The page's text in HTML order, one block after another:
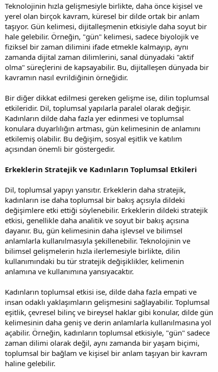
Teknolojinin hızla gelişmesiyle birlikte, daha önce kişisel ve
yerel olan birçok kavram, küresel bir dilde ortak bir anlam
taşıyor. Gün kelimesi, dijitalleşmenin etkisiyle daha soyut bir
hale gelebilir. Örneğin, "gün" kelimesi, sadece biyolojik ve
fiziksel bir zaman dilimini ifade etmekle kalmayıp, aynı
zamanda dijital zaman dilimlerini, sanal dünyadaki "aktif
olma" süreçlerini de kapsayabilir. Bu, dijitalleşen dünyada bir
kavramın nasıl evrildiğinin örneğidir.
Bir diğer dikkat edilmesi gereken gelişme ise, dilin toplumsal
etkileridir. Dil, toplumsal yapılarla paralel olarak değişir.
Kadınların dilde daha fazla yer edinmesi ve toplumsal
konulara duyarlılığın artması, gün kelimesinin de anlamını
etkilemiş olabilir. Bu değişim, sosyal eşitlik ve katılım
açısından önemli bir göstergedir.
Erkeklerin Stratejik ve Kadınların Toplumsal Etkileri
Dil, toplumsal yapıyı yansıtır. Erkeklerin daha stratejik,
kadınların ise daha toplumsal bir bakış açısıyla dildeki
değişimlere etki ettiği söylenebilir. Erkeklerin dildeki stratejik
etkisi, genellikle daha analitik ve soyut bir bakış açısına
dayanır. Bu, gün kelimesinin daha işlevsel ve bilimsel
anlamlarla kullanılmasıyla şekillenebilir. Teknolojinin ve
bilimsel gelişmelerin hızla ilerlemesiyle birlikte, dilin
kullanımındaki bu tür stratejik değişiklikler, kelimenin
anlamına ve kullanımına yansıyacaktır.
Kadınların toplumsal etkisi ise, dilde daha fazla empati ve
insan odaklı yaklaşımların gelişmesini sağlayabilir. Toplumsal
eşitlik, çevresel bilinç ve bireysel haklar gibi konular, dilde gün
kelimesinin daha geniş ve derin anlamlarla kullanılmasına yol
açabilir. Örneğin, kadınların toplumsal etkisiyle, "gün" sadece
zaman dilimi olarak değil, aynı zamanda bir yaşam biçimi,
toplumsal bir bağlam ve kişisel bir anlam taşıyan bir kavram
haline gelebilir.